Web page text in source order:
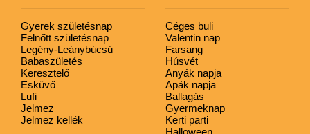
Gyerek születésnap
Felnőtt születésnap
Legény-Leánybúcsú
Babaszületés
Keresztelő
Esküvő
Lufi
Jelmez
Jelmez kellék
Céges buli
Valentin nap
Farsang
Húsvét
Anyák napja
Apák napja
Ballagás
Gyermeknap
Kerti parti
Halloween